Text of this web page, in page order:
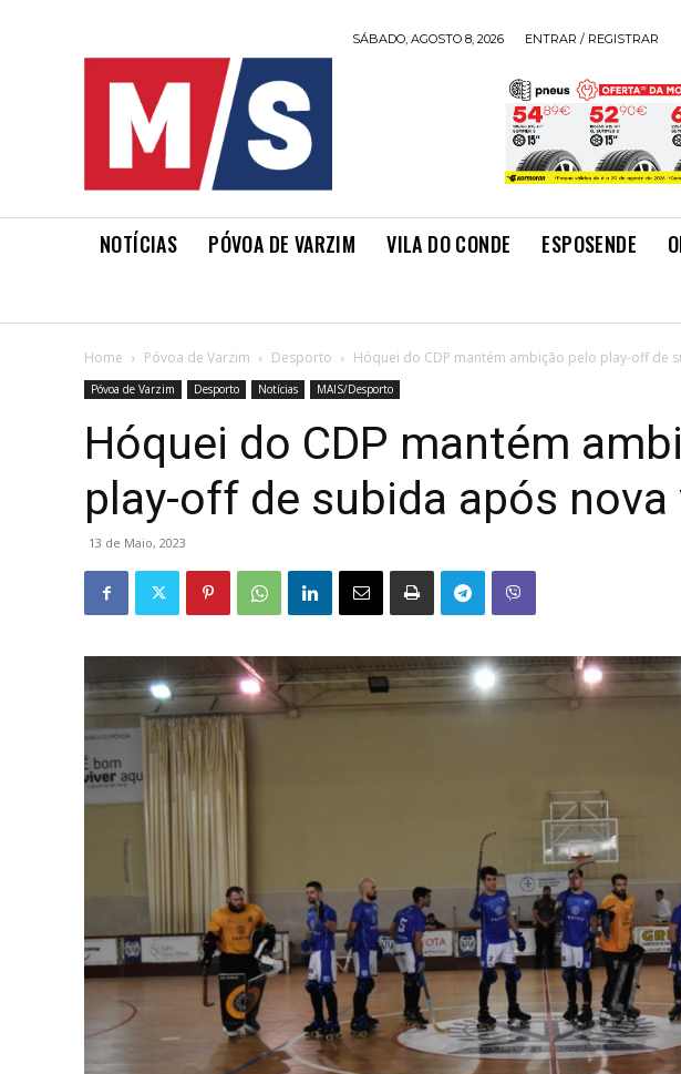
SÁBADO, AGOSTO 8, 2026 ENTRAR / REGISTRAR
NOTÍCIAS PÓVOA DE VARZIM VILA DO CONDE ESPOSENDE
Home Póvoa de Varzim Desporto Hóquei do CDP mantém ambição pelo play-off de
Póvoa de Varzim Desporto Notícias MAIS/Desporto
Hóquei do CDP mantém
play-off de subida após
13 de Maio, 2023